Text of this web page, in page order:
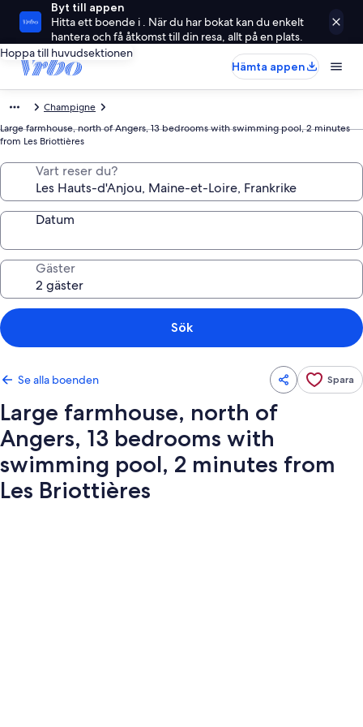
Byt till appen
Hitta ett boende i . När du har bokat kan du enkelt
hantera och få åtkomst till din resa, allt på en plats.
Hoppa till huvudsektionen
Hämta appen
Champigne
Large farmhouse, north of Angers, 13 bedrooms with swimming pool, 2 minutes
from Les Briottières
Vart reser du?
Datum
Gäster
Sök
Se alla boenden Spara
Large farmhouse, north of
Angers, 13 bedrooms with
swimming pool, 2 minutes from
Les Briottières